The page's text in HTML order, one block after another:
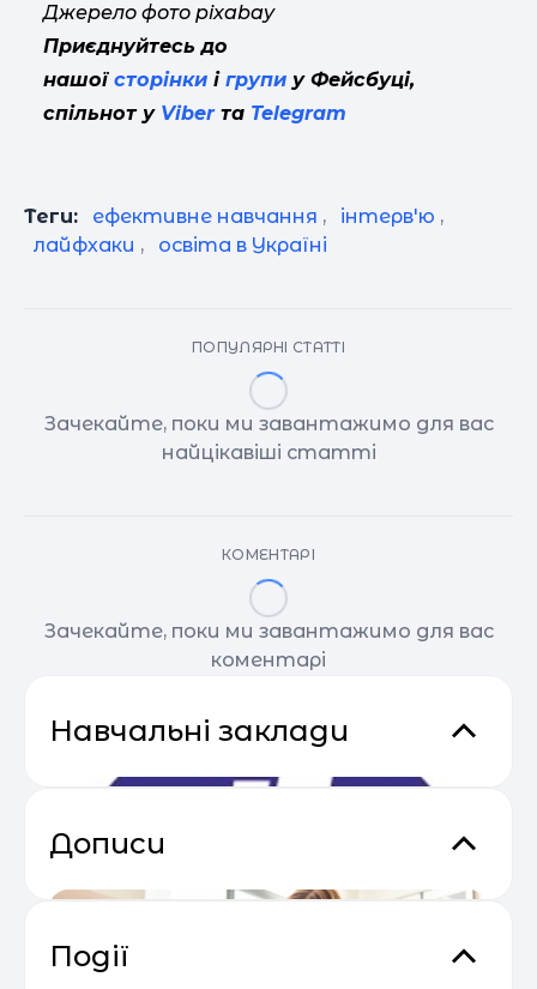
Джерело фото pixabay
Приєднуйтесь до
нашої сторінки і групи у Фейсбуці,
спільнот у Viberта Telegram
Теги: ефективне навчання , інтерв'ю ,
лайфхаки , освіта в Україні
ПОПУЛЯРНІ СТАТТІ
Зачекайте, поки ми завантажимо для вас
найцікавіші статті
КОМЕНТАРІ
Зачекайте, поки ми завантажимо для вас
коментарі
Навчальні заклади
Дописи
Події